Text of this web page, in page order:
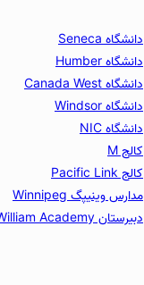
دانشگاه Seneca
دانشگاه Humber
دانشگاه Canada West
دانشگاه Windsor
دانشگاه NIC
کالج M
کالج Pacific Link
مدارس وینیپگ Winnipeg
دبیرستان William Academy